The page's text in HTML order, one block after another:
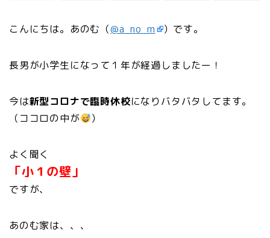
こんにちは。あのむ（@a_no_m ）です。
長男が小学生になって１年が経過しましたー！
今は新型コロナで臨時休校になりバタバタしてます。
（ココロの中が
）
よく聞く
「小１の壁」
ですが、
あのむ家は、、、